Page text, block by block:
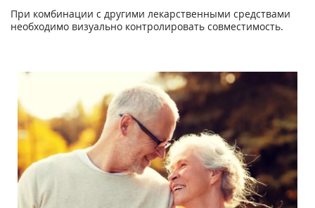
При комбинации с другими лекарственными средствами
необходимо визуально контролировать совместимость.